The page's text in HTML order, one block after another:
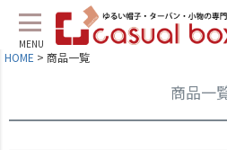
MENU
HOME 商品一覧
商品一